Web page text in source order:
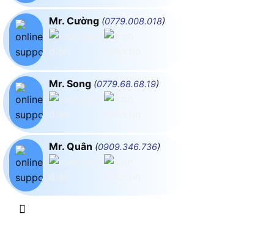
Mr. Cường (0779.008.018)
Mr. Song (0779.68.68.19)
Mr. Quân (0909.346.736)